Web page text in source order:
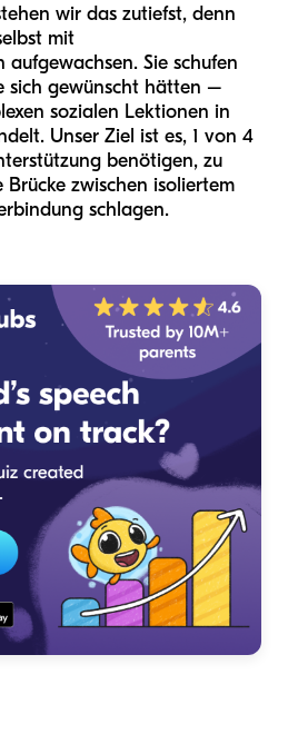
wir das zutiefst, denn
mit
aufgewachsen. Sie schufen
sich gewünscht hätten –
sozialen Lektionen in
Unser Ziel ist es, 1 von 4
benötigen, zu
zwischen isoliertem
schlagen.